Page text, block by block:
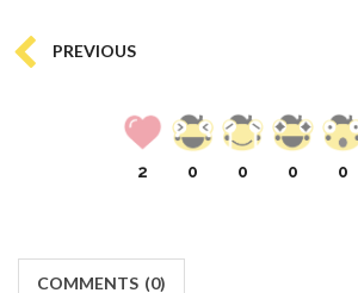
PREVIOUS
2 0 0 0 0
COMMENTS (0)